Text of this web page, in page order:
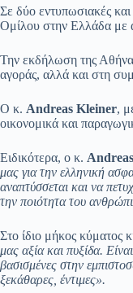
Σε δύο εντυπωσιακές
Ομίλου στην Ελλάδα με
Την εκδήλωση της
αγοράς, αλλά και στη
Ο κ. Andreas Kleiner,
οικονομικά και
Ειδικότερα, ο κ. Andreas
μας για την ελληνική
αναπτύσσεται και να
την ποιότητα του
Στο ίδιο μήκος κύματος
μας αξία και πυξίδα.
βασισμένες στην
ξεκάθαρες, έντιμες».